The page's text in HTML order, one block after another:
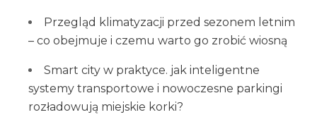
Przegląd klimatyzacji przed sezonem letnim
– co obejmuje i czemu warto go zrobić wiosną
Smart city w praktyce. jak inteligentne
systemy transportowe i nowoczesne parkingi
rozładowują miejskie korki?